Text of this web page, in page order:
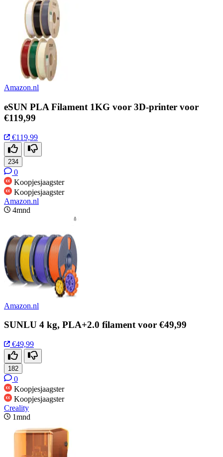
Amazon.nl
eSUN PLA Filament 1KG voor 3D-printer voor
€119,99
€119,99
234
0
Koopjesjaagster
Koopjesjaagster
Amazon.nl
4mnd
Amazon.nl
SUNLU 4 kg, PLA+2.0 filament voor €49,99
€49,99
182
0
Koopjesjaagster
Koopjesjaagster
Creality
1mnd